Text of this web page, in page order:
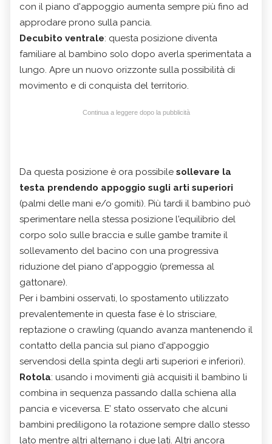
con il piano d'appoggio aumenta sempre più fino ad
approdare prono sulla pancia.
Decubito ventrale: questa posizione diventa
familiare al bambino solo dopo averla sperimentata a
lungo. Apre un nuovo orizzonte sulla possibilità di
movimento e di conquista del territorio.
Continua a leggere dopo la pubblicità
Da questa posizione è ora possibile sollevare la
testa prendendo appoggio sugli arti superiori
(palmi delle mani e/o gomiti). Più tardi il bambino può
sperimentare nella stessa posizione l'equilibrio del
corpo solo sulle braccia e sulle gambe tramite il
sollevamento del bacino con una progressiva
riduzione del piano d'appoggio (premessa al
gattonare).
Per i bambini osservati, lo spostamento utilizzato
prevalentemente in questa fase è lo strisciare,
reptazione o crawling (quando avanza mantenendo il
contatto della pancia sul piano d'appoggio
servendosi della spinta degli arti superiori e inferiori).
Rotola: usando i movimenti già acquisiti il bambino li
combina in sequenza passando dalla schiena alla
pancia e viceversa. E’ stato osservato che alcuni
bambini prediligono la rotazione sempre dallo stesso
lato mentre altri alternano i due lati. Altri ancora